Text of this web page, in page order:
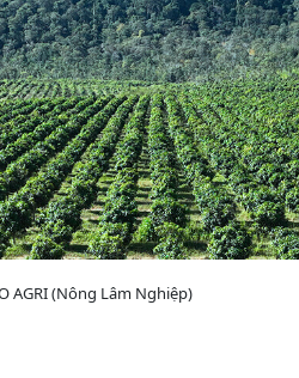
AGRI (Nông Lâm Nghiệp)